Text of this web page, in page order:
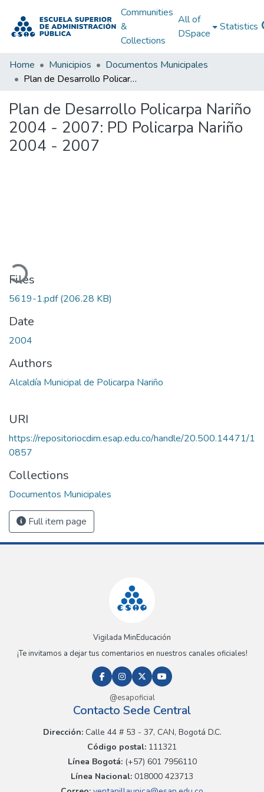
Communities
&
Collections
All of
DSpace
Statistics
Home Municipios
Documentos Municipales
Plan de Desarrollo Policarpa Nariño 2004 - 2007: PD Policarpa Nariño 2004 - 2007
Plan de Desarrollo Policarpa Nariño
2004 - 2007: PD Policarpa Nariño
2004 - 2007
Loading...
Files
5619-1.pdf(206.28 KB)
Date
2004
Authors
Alcaldía Municipal de Policarpa Nariño
URI
https://repositoriocdim.esap.edu.co/handle/20.500.14471/1
0857
Collections
Documentos Municipales
Full item page
Vigilada MinEducación
¡Te invitamos a dejar tus comentarios en nuestros canales oficiales!
@esapoficial
Contacto Sede Central
Dirección:Calle 44 # 53 - 37, CAN, Bogotá D.C.
Código postal: 111321
Línea Bogotá:(+57) 601 7956110
Línea Nacional: 018000 423713